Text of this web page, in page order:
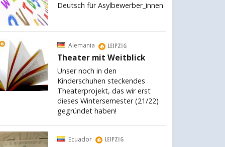
Deutsch für Asylbewerber_innen
Alemania LEIPZIG
Theater mit Weitblick
Unser noch in den
Kinderschuhen steckendes
Theaterprojekt, das wir erst
dieses Wintersemester (21/22)
gegründet haben!
Ecuador LEIPZIG